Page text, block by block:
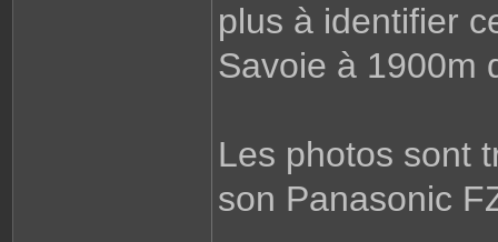
plus à identifier
Savoie à 1900m
Les photos sont
son Panasonic